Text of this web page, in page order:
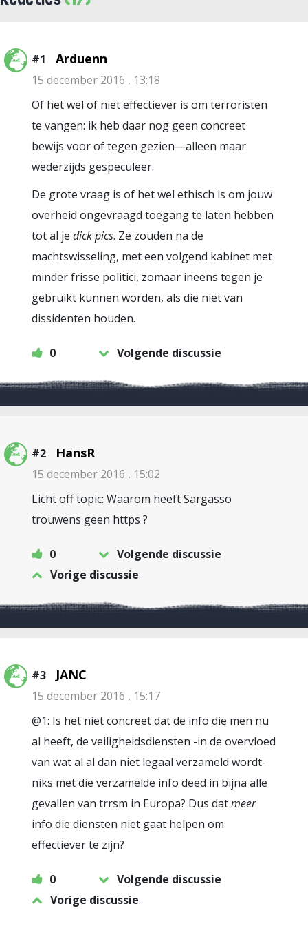
#1 Arduenn
15 december 2016 , 13:18
Of het wel of niet effectiever is om terroristen
te vangen: ik heb daar nog geen concreet
bewijs voor of tegen gezien—alleen maar
wederzijds gespeculeer.
De grote vraag is of het wel ethisch is om jouw
overheid ongevraagd toegang te laten hebben
tot al je dick pics. Ze zouden na de
machtswisseling, met een volgend kabinet met
minder frisse politici, zomaar ineens tegen je
gebruikt kunnen worden, als die niet van
dissidenten houden.
0 Volgende discussie
#2 HansR
15 december 2016 , 15:02
Licht off topic: Waarom heeft Sargasso
trouwens geen https ?
0
Volgende discussie
Vorige discussie
#3 JANC
15 december 2016 , 15:17
@1: Is het niet concreet dat de info die men nu
al heeft, de veiligheidsdiensten -in de overvloed
van wat al al dan niet legaal verzameld wordt-
niks met die verzamelde info deed in bijna alle
gevallen van trrsm in Europa? Dus datmeer
info die diensten niet gaat helpen om
effectiever te zijn?
0
Volgende discussie
Vorige discussie